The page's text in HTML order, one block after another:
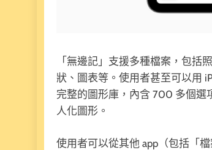
「無邊記」支援多種檔案，包括
狀、圖表等。使用者甚至可以用
完整的圖形庫，內含 700 多個選
人化圖形。
使用者可以從其他 app（包括「